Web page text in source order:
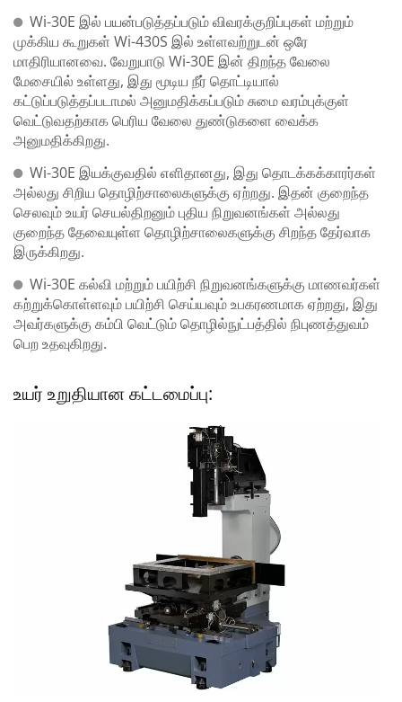
Wi-30E இல் பயன்படுத்தப்படும் விவரக்குறிப்புகள் மற்றும்
முக்கிய கூறுகள் Wi-430S இல் உள்ளவற்றுடன் ஒரே
மாதிரியானவை. வேறுபாடு Wi-30E இன் திறந்த வேலை
மேசையில் உள்ளது, இது மூடிய நீர் தொட்டியால்
கட்டுப்படுத்தப்படாமல் அனுமதிக்கப்படும் சுமை வரம்புக்குள்
வெட்டுவதற்காக பெரிய வேலை துண்டுகளை வைக்க
அனுமதிக்கிறது.
Wi-30E இயக்குவதில் எளிதானது, இது தொடக்கக்காரர்கள்
அல்லது சிறிய தொழிற்சாலைகளுக்கு ஏற்றது. இதன் குறைந்த
செலவும் உயர் செயல்திறனும் புதிய நிறுவனங்கள் அல்லது
குறைந்த தேவையுள்ள தொழிற்சாலைகளுக்கு சிறந்த தேர்வாக
இருக்கிறது.
Wi-30E கல்வி மற்றும் பயிற்சி நிறுவனங்களுக்கு மாணவர்கள்
கற்றுக்கொள்ளவும் பயிற்சி செய்யவும் உபகரணமாக ஏற்றது, இது
அவர்களுக்கு கம்பி வெட்டும் தொழில்நுட்பத்தில் நிபுணத்துவம்
பெற உதவுகிறது.
உயர் உறுதியான கட்டமைப்பு: